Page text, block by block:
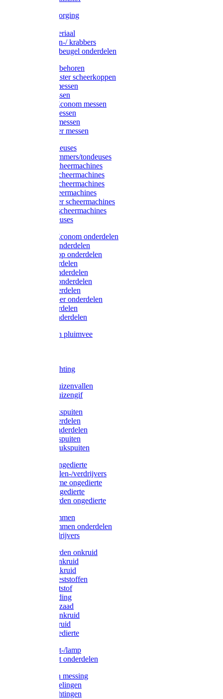
Klauwverzorging
Injectiemateriaal
Hoefmessen-/ krabbers
Hoefbekapbeugel onderdelen
Messen toebehoren
Moser & Oster scheerkoppen
Hauptner messen
Liscop messen
Aesculap/Econom messen
Heiniger messen
Constanta messen
FarmClipper messen
Moser tondeuses
Overige trimmers/tondeuses
Heiniger scheermachines
Hauptner scheermachines
Aesculap scheermachines
Liscop scheermachines
FarmClipper scheermachines
Constanta scheermachines
Wahl tondeuses
Aesculap/Econom onderdelen
Hauptner onderdelen
Lister/Liscop onderdelen
Eider onderdelen
Heiniger onderdelen
Constanta onderdelen
Moser onderdelen
Farm Clipper onderdelen
Oster onderdelen
TailWell onderdelen
Voerbakken pluimvee
LED verlichting
Ratten / Muizenvallen
Ratten / Muizengif
Gloria drukspuiten
Gloria onderdelen
Gardena onderdelen
Dario drukspuiten
Gardena drukspuiten
Diversen ongedierte
Insectenvallen-/verdrijvers
Protect Home ongedierte
Solabiol ongedierte
Protect Garden ongedierte
Mollenklemmen
Mollenklemmen onderdelen
Mollenverdrijvers
Protect Garden onkruid
Diversen onkruid
Solabiol onkruid
Solabiol meststoffen
Pokon meststof
Pokon voeding
Pokon graszaad
Roundup onkruid
Pokon onkruid
Pokon ongedierte
Vliegenkast-/lamp
Vliegenkast onderdelen
Zuigkorven messing
Geka koppelingen
Geka afdichtingen